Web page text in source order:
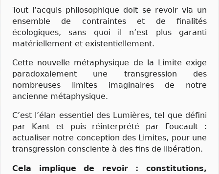
Tout l’acquis philosophique doit se revoir via un
ensemble de contraintes et de finalités
écologiques, sans quoi il n’est plus garanti
matériellement et existentiellement.
Cette nouvelle métaphysique de la Limite exige
paradoxalement une transgression des
nombreuses limites imaginaires de notre
ancienne métaphysique.
C’est l’élan essentiel des Lumières, tel que défini
par Kant et puis réinterprété par Foucault :
actualiser notre conception des Limites, pour une
transgression consciente à des fins de libération.
Cela implique de revoir : constitutions,